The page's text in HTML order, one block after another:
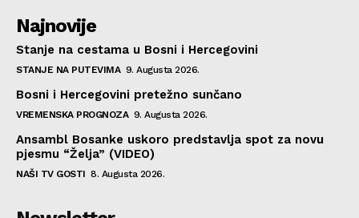
Najnovije
Stanje na cestama u Bosni i Hercegovini
STANJE NA PUTEVIMA 9. Augusta 2026.
Bosni i Hercegovini pretežno sunčano
VREMENSKA PROGNOZA 9. Augusta 2026.
Ansambl Bosanke uskoro predstavlja spot za novu
pjesmu “Želja” (VIDEO)
NAŠI TV GOSTI 8. Augusta 2026.